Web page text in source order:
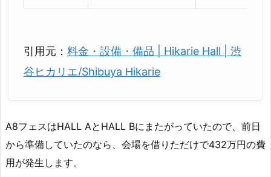
引用元： 料金・設備・備品 | Hikarie Hall | 渋
谷ヒカリエ/Shibuya Hikarie
A8フェスはHALL AとHALL Bにまたがっていたので、前日
から準備していたのなら、会場を借りただけで432万円の費
用が発生します。